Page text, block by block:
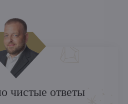
чистые ответы